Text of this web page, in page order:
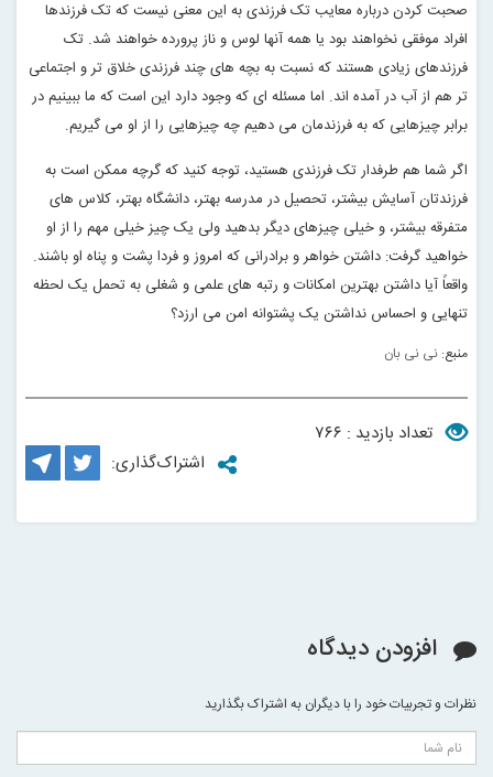
صحبت کردن درباره معایب تک فرزندی به این معنی نیست که تک فرزندها
افراد موفقی نخواهند بود یا همه آنها لوس و ناز پرورده خواهند شد. تک
فرزندهای زیادی هستند که نسبت به بچه های چند فرزندی خلاق تر و اجتماعی
تر هم از آب در آمده اند. اما مسئله ای که وجود دارد این است که ما ببینیم در
برابر چیزهایی که به فرزندمان می دهیم چه چیزهایی را از او می گیریم.
اگر شما هم طرفدار تک فرزندی هستید، توجه کنید که گرچه ممکن است به
فرزندتان آسایش بیشتر، تحصیل در مدرسه بهتر، دانشگاه بهتر، کلاس های
متفرقه بیشتر، و خیلی چیزهای دیگر بدهید ولی یک چیز خیلی مهم را از او
خواهید گرفت: داشتن خواهر و برادرانی که امروز و فردا پشت و پناه او باشند.
واقعاً آیا داشتن بهترین امکانات و رتبه های علمی و شغلی به تحمل یک لحظه
تنهایی و احساس نداشتن یک پشتوانه امن می ارزد؟
منبع: نی نی بان
تعداد بازدید : ۷۶۶
اشتراک‌گذاری:
افزودن دیدگاه
نظرات و تجربیات خود را با دیگران به اشتراک بگذارید